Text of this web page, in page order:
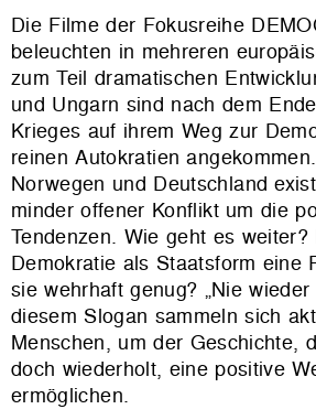
Die Filme der Fokusreihe
beleuchten in mehreren
zum Teil dramatischen
und Ungarn sind nach dem
Krieges auf ihrem Weg zur
reinen Autokratien
Norwegen und Deutschland
minder offener Konflikt um die
Tendenzen. Wie geht es weiter?
Demokratie als Staatsform eine
sie wehrhaft genug? „Nie
diesem Slogan sammeln sich
Menschen, um der Geschichte,
doch wiederholt, eine positive
ermöglichen.